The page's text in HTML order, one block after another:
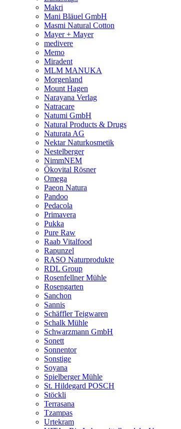
Makri
Mani Bläuel GmbH
Masmi Natural Cotton
Mayer + Mayer
medivere
Memo
Miradent
MLM MANUKA
Morgenland
Mount Hagen
Narayana Verlag
Natracare
Natumi GmbH
Natural Products & Drugs
Naturata AG
Nektar Naturkosmetik
Nestelberger
NimmNEM
Ökovital Rösner
Omega
Paeon Natura
Pandoo
Pedacola
Primavera
Pukka
Pure Raw
Raab Vitalfood
Rapunzel
RASO Naturprodukte
RDL Group
Rosenfellner Mühle
Rosengarten
Sanchon
Sannis
Schäffler Teigwaren
Schalk Mühle
Schwarzmann GmbH
Sonett
Sonnentor
Sonstige
Soyana
Spielberger Mühle
St. Hildegard POSCH
Stöckli
Terrasana
Tzampas
Urtekram